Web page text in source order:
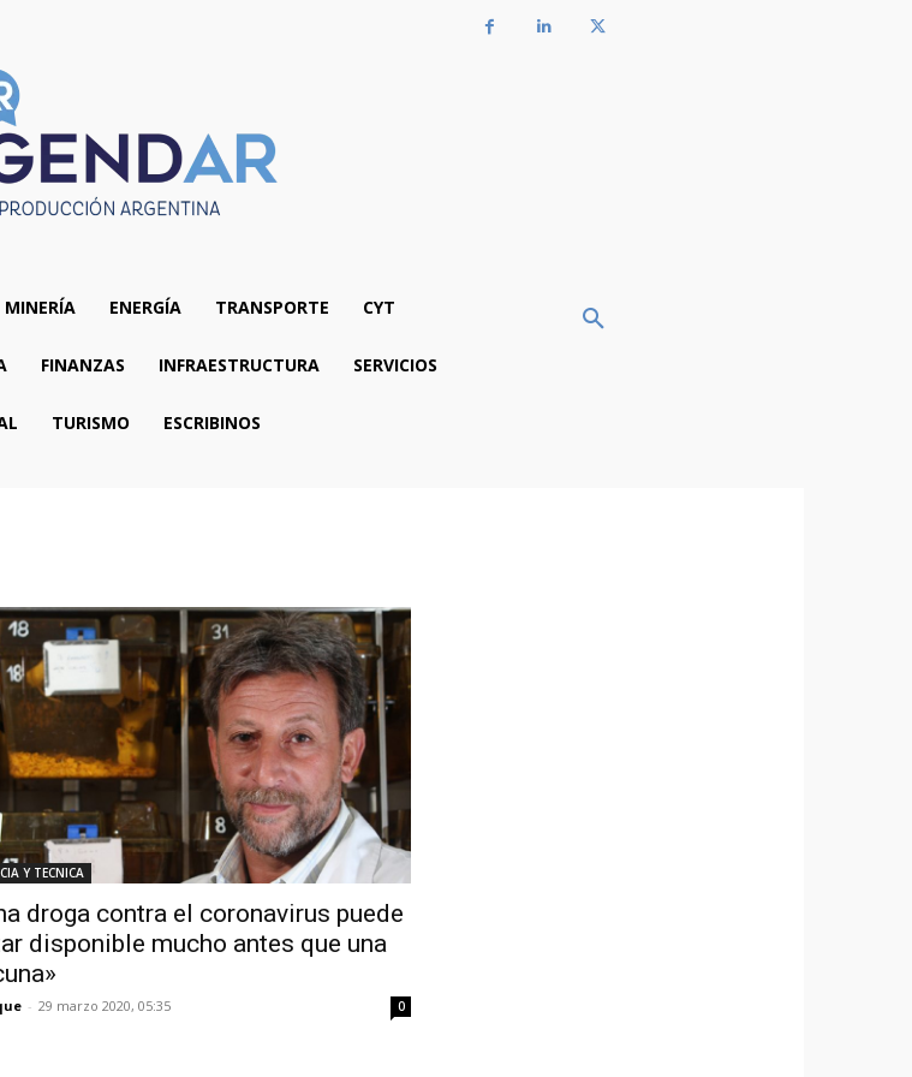
MINERÍA ENERGÍA TRANSPORTE CYT
FINANZAS INFRAESTRUCTURA SERVICIOS
TURISMO ESCRIBINOS
Y TECNICA
droga contra el coronavirus puede
disponible mucho antes que una
- 29 marzo 2020, 05:35 0